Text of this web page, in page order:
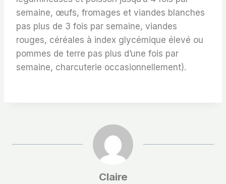
semaine, œufs, fromages et viandes blanches
pas plus de 3 fois par semaine, viandes
rouges, céréales à index glycémique élevé ou
pommes de terre pas plus d’une fois par
semaine, charcuterie occasionnellement).
Claire